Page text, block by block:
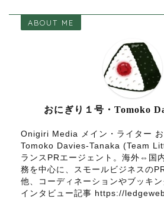
ABOUT ME
おにぎり１号・Tomoko
Onigiri Media メイン・ライター お
Tomoko Davies-Tanaka (Team
ランスPRエージェント。海外⇔国
務を中心に、スモールビジネスの
他、コーディネーションやブッキン
インタビュー記事 https://